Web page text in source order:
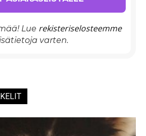
Lue rekisteriselosteemme
varten.